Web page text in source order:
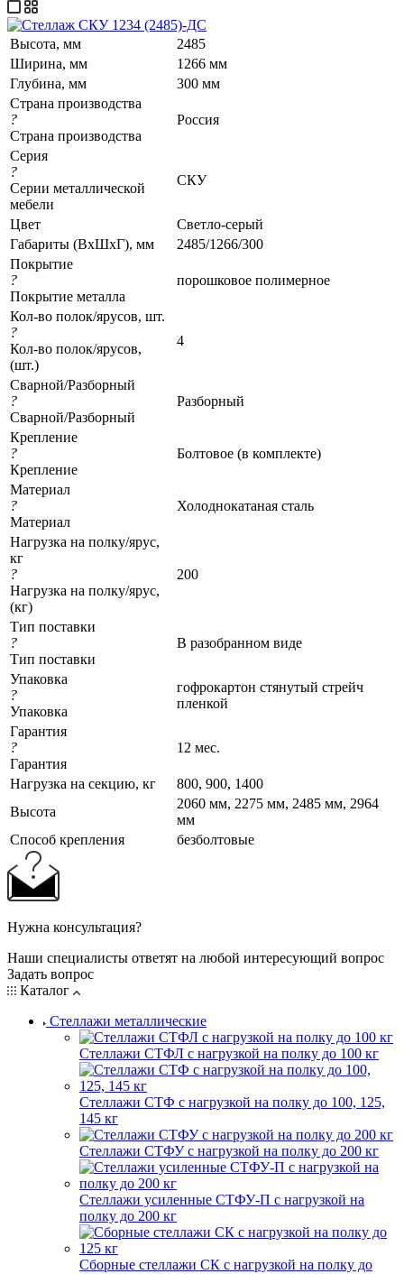
Высота, мм
2485
Ширина, мм
1266 мм
Глубина, мм
300 мм
Страна производства
?
Страна производства
Россия
Серия
?
Серии металлической
мебели
СКУ
Цвет
Светло-серый
Габариты (ВхШхГ), мм
2485/1266/300
Покрытие
?
Покрытие металла
порошковое полимерное
Кол-во полок/ярусов, шт.
?
Кол-во полок/ярусов,
(шт.)
4
Сварной/Разборный
?
Сварной/Разборный
Разборный
Крепление
?
Крепление
Болтовое (в комплекте)
Материал
?
Материал
Холоднокатаная сталь
Нагрузка на полку/ярус,
кг
?
Нагрузка на полку/ярус,
(кг)
200
Тип поставки
?
Тип поставки
В разобранном виде
Упаковка
?
Упаковка
гофрокартон стянутый стрейч
пленкой
Гарантия
?
Гарантия
12 мес.
Нагрузка на секцию, кг
800, 900, 1400
Высота
2060 мм, 2275 мм, 2485 мм, 2964
мм
Cпособ крепления
безболтовые
Нужна консультация?
Наши специалисты ответят на любой интересующий вопрос
Задать вопрос
Каталог
Стеллажи металлические
Стеллажи СТФЛ с нагрузкой на полку до 100 кг
Стеллажи СТФ с нагрузкой на полку до 100, 125,
145 кг
Стеллажи СТФУ с нагрузкой на полку до 200 кг
Стеллажи усиленные СТФУ-П с нагрузкой на
полку до 200 кг
Сборные стеллажи СК с нагрузкой на полку до